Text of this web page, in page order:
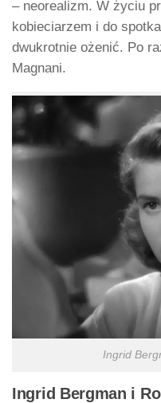
– neorealizm. W życiu
kobieciarzem i do
dwukrotnie ożenić. Po
Magnani.
Ingrid
Ingrid Bergman i